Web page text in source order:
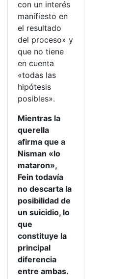
con un interés
manifiesto en
el resultado
del proceso» y
que no tiene
en cuenta
«todas las
hipótesis
posibles».
Mientras la
querella
afirma que a
Nisman «lo
mataron»,
Fein todavía
no descarta la
posibilidad de
un suicidio, lo
que
constituye la
principal
diferencia
entre ambas.